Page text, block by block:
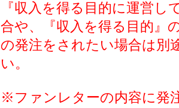
『収入を得る目的に運営
合や、『収入を得る目的』
の発注をされたい場合は別
い。
※ファンレターの内容に発